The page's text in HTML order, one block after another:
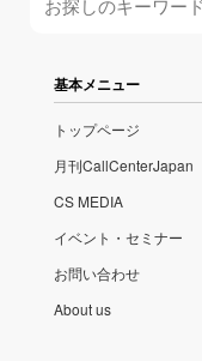
基本メニュー
トップページ
月刊CallCenterJapan
CS MEDIA
イベント・セミナー
お問い合わせ
About us